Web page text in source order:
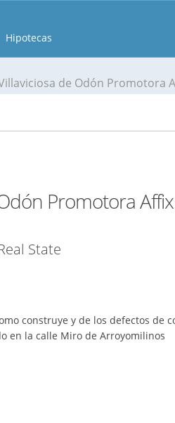
Hipotecas
de Odón Promotora
Promotora
State
construye y de los defectos de
en la calle Miro de Arroyomilinos